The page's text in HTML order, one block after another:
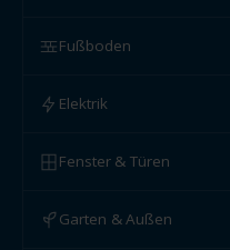
Fußboden
Elektrik
Fenster & Türen
Garten & Außen